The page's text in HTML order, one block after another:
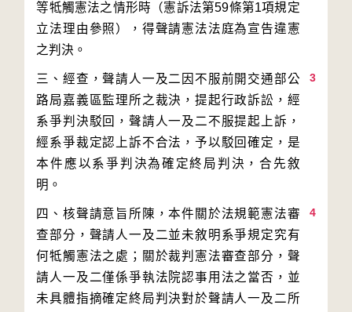
等牴觸憲法之情形時（憲訴法第59條第1項規定
立法理由參照），得聲請憲法法庭為宣告違憲
3
三、經查，聲請人一及二因不服前開交通部公
路局嘉義區監理所之裁決，提起行政訴訟，經
系爭判決駁回，聲請人一及二不服提起上訴，
經系爭裁定認上訴不合法，予以駁回確定，是
本件應以系爭判決為確定終局判決，合先敘
4
四、核聲請意旨所陳，本件關於法規範憲法審
查部分，聲請人一及二並未敘明系爭規定究有
何牴觸憲法之處；關於裁判憲法審查部分，聲
請人一及二僅係爭執法院認事用法之當否，並
未具體指摘確定終局判決對於聲請人一及二所